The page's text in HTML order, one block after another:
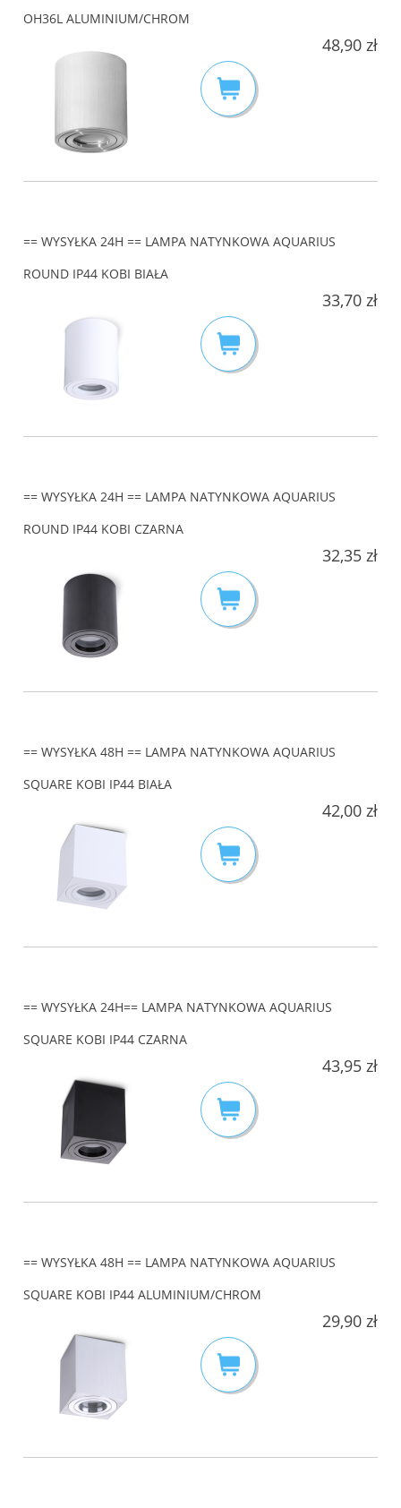
OH36L ALUMINIUM/CHROM
48,90 zł
== WYSYŁKA 24H == LAMPA NATYNKOWA AQUARIUS
ROUND IP44 KOBI BIAŁA
33,70 zł
== WYSYŁKA 24H == LAMPA NATYNKOWA AQUARIUS
ROUND IP44 KOBI CZARNA
32,35 zł
== WYSYŁKA 48H == LAMPA NATYNKOWA AQUARIUS
SQUARE KOBI IP44 BIAŁA
42,00 zł
== WYSYŁKA 24H== LAMPA NATYNKOWA AQUARIUS
SQUARE KOBI IP44 CZARNA
43,95 zł
== WYSYŁKA 48H == LAMPA NATYNKOWA AQUARIUS
SQUARE KOBI IP44 ALUMINIUM/CHROM
29,90 zł